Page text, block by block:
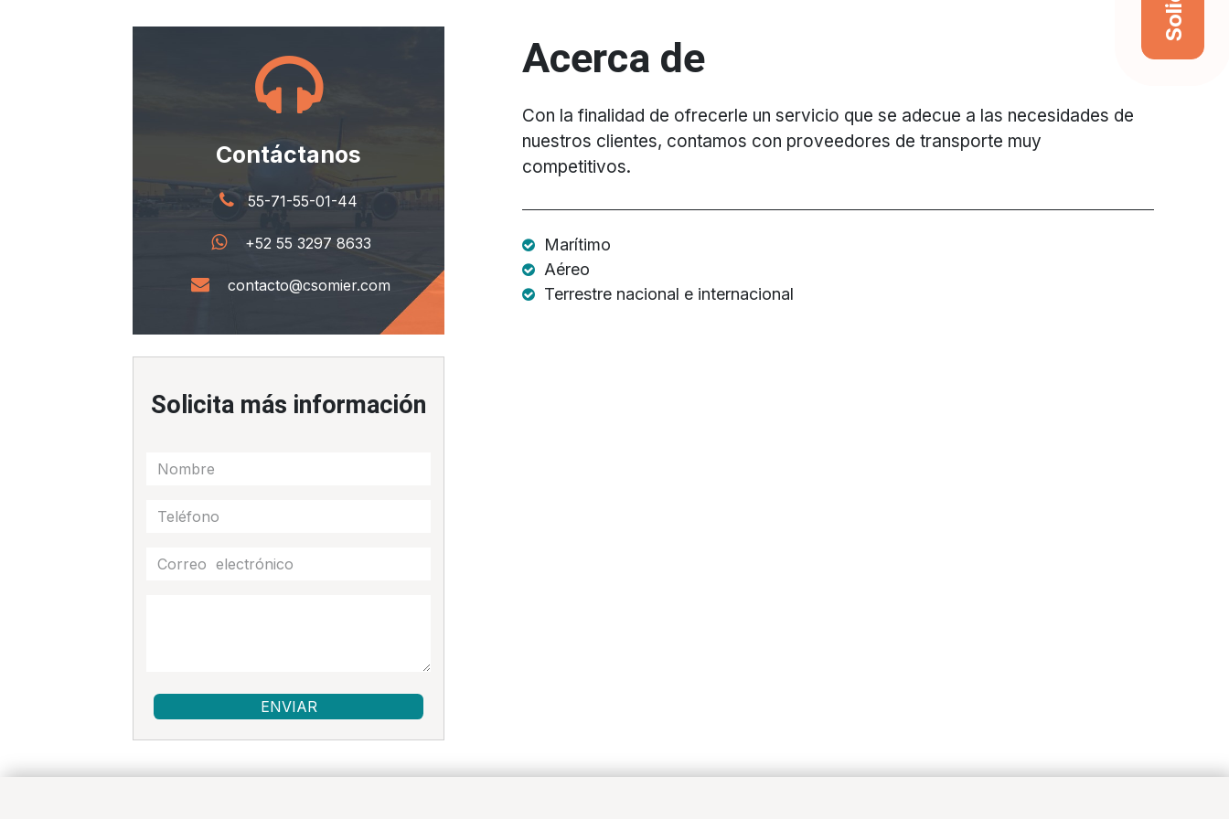
Contáctanos
55-71-55-01-44
+52 55 3297 8633
contacto@csomier.com
Solicita más información
ENVIAR​​​​​​
Acerca de
Con la finalidad de ofrecerle un servicio que se adecue a las necesidades de
nuestros clientes, contamos con proveedores de transporte muy
competitivos.
Marítimo
Aéreo
Terrestre nacional e internacional